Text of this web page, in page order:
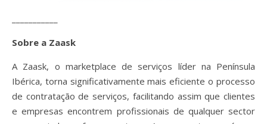
Sobre a Zaask
A Zaask, o marketplace de serviços líder na Península
Ibérica, torna significativamente mais eficiente o processo
de contratação de serviços, facilitando assim que clientes
e empresas encontrem profissionais de qualquer sector